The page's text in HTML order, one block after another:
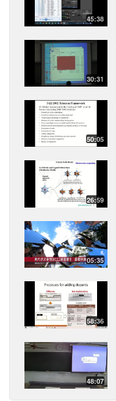
45:38
30:31
50:05
26:59
05:35
58:36
48:07